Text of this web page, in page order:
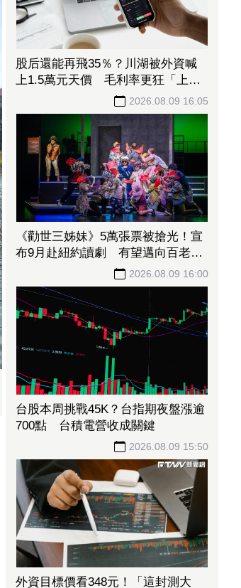
股后還能再飛35％？川湖被外資喊
上1.5萬元天價 毛利率更狂「上看
2026.08.09 16:05
《勸世三姊妹》5萬張票被搶光！宣
布9月赴紐約讀劇 有望邁向百老匯
2026.08.09 16:00
台股本周挑戰45K？台指期夜盤漲逾
700點 台積電營收成關鍵
2026.08.09 15:50
外資目標價看348元！「這封測大